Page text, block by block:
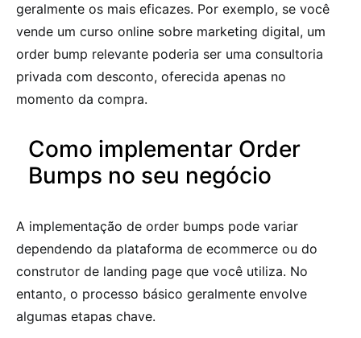
geralmente os mais eficazes. Por exemplo, se você
vende um curso online sobre marketing digital, um
order bump relevante poderia ser uma consultoria
privada com desconto, oferecida apenas no
momento da compra.
Como implementar Order
Bumps no seu negócio
A implementação de order bumps pode variar
dependendo da plataforma de ecommerce ou do
construtor de landing page que você utiliza. No
entanto, o processo básico geralmente envolve
algumas etapas chave.